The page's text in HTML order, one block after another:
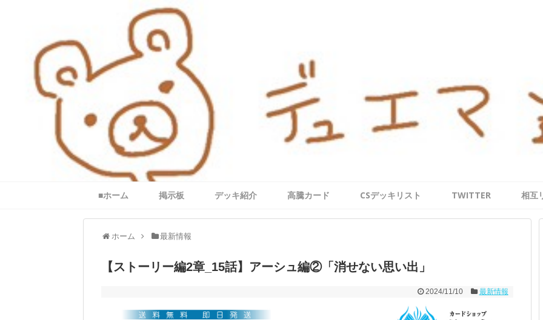
■ホーム 掲示板 デッキ紹介 高騰カード CSデッキリスト TWITTER 相互
ホーム 最新情報
【ストーリー編2章_15話】アーシュ編②「消せない思い出」
2024/11/10 最新情報